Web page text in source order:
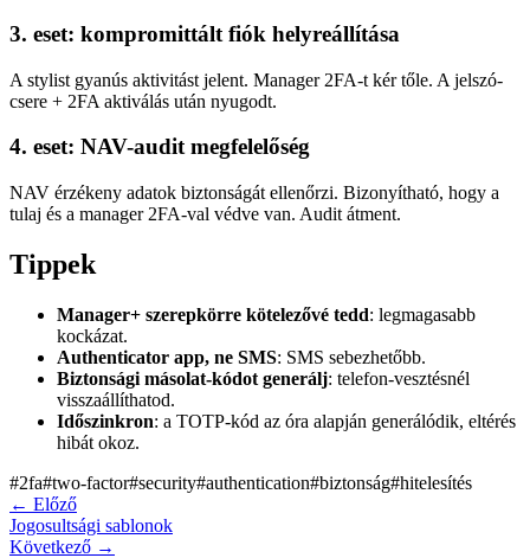
3. eset: kompromittált fiók helyreállítása
A stylist gyanús aktivitást jelent. Manager 2FA-t kér tőle. A jelszó-
csere + 2FA aktiválás után nyugodt.
4. eset: NAV-audit megfelelőség
NAV érzékeny adatok biztonságát ellenőrzi. Bizonyítható, hogy a
tulaj és a manager 2FA-val védve van. Audit átment.
Tippek
Manager+ szerepkörre kötelezővé tedd: legmagasabb
kockázat.
Authenticator app, ne SMS: SMS sebezhetőbb.
Biztonsági másolat-kódot generálj: telefon-vesztésnél
visszaállíthatod.
Időszinkron: a TOTP-kód az óra alapján generálódik, eltérés
hibát okoz.
#2fa#two-factor#security#authentication#biztonság#hitelesítés
← Előző
Jogosultsági sablonok
Következő →